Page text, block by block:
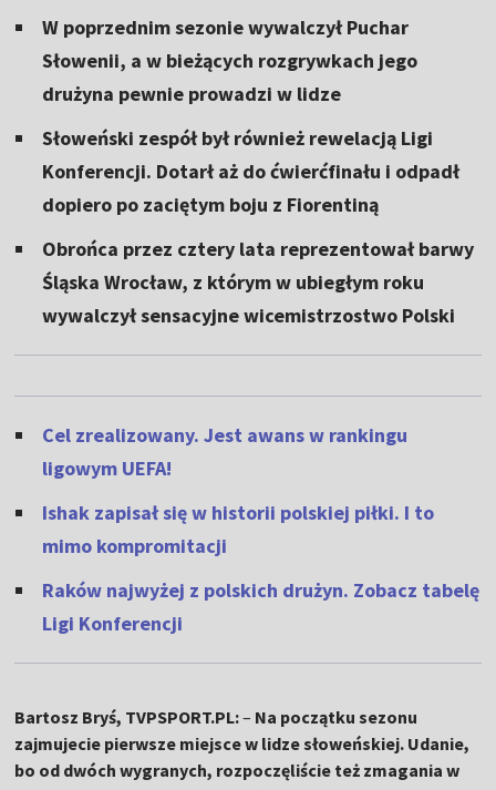
W poprzednim sezonie wywalczył Puchar
Słowenii, a w bieżących rozgrywkach jego
drużyna pewnie prowadzi w lidze
Słoweński zespół był również rewelacją Ligi
Konferencji. Dotarł aż do ćwierćfinału i odpadł
dopiero po zaciętym boju z Fiorentiną
Obrońca przez cztery lata reprezentował barwy
Śląska Wrocław, z którym w ubiegłym roku
wywalczył sensacyjne wicemistrzostwo Polski
Cel zrealizowany. Jest awans w rankingu
ligowym UEFA!
Ishak zapisał się w historii polskiej piłki. I to
mimo kompromitacji
Raków najwyżej z polskich drużyn. Zobacz tabelę
Ligi Konferencji
Bartosz Bryś, TVPSPORT.PL:– Na początku sezonu
zajmujecie pierwsze miejsce w lidze słoweńskiej. Udanie,
bo od dwóch wygranych, rozpoczęliście też zmagania w